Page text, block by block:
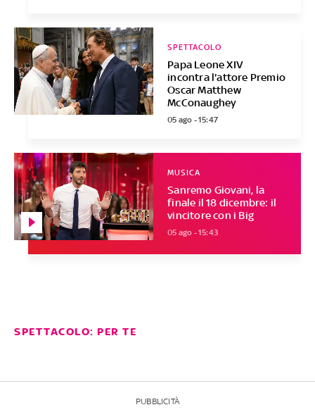
Papa Leone XIV
incontra l'attore Premio
Oscar Matthew
McConaughey
SPETTACOLO
05 ago - 15:47
Sanremo Giovani, la
finale il 18 dicembre: il
vincitore con i Big
MUSICA
05 ago - 15:43
SPETTACOLO: PER TE
PUBBLICITÀ